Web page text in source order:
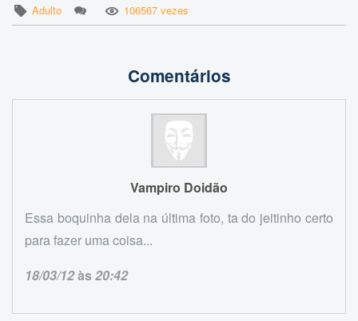
Adulto 106567 vezes
Comentários
Vampiro Doidão
Essa boquinha dela na última foto, ta do jeitinho certo
para fazer uma coisa...
18/03/12às20:42